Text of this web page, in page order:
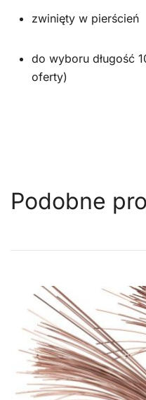
zwinięty w pierścień
do wyboru długość
oferty)
Podobne